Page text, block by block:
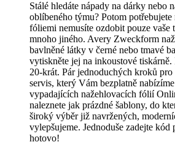
Stálé hledáte nápady na dárky nebo
oblíbeného týmu? Potom
fóliemi nemusíte ozdobit pouze vaše
mnoho jiného. Avery Zweckform
bavlněné látky v černé nebo tmavé
vytiskněte jej na inkoustové
20-krát. Pár jednoduchých kroků
servis, který Vám bezplatně
vypadajících nažehlovacích fólií
naleznete jak prázdné šablony, do
široký výběr již navržených,
vylepšujeme. Jednoduše zadejte
hotovo!